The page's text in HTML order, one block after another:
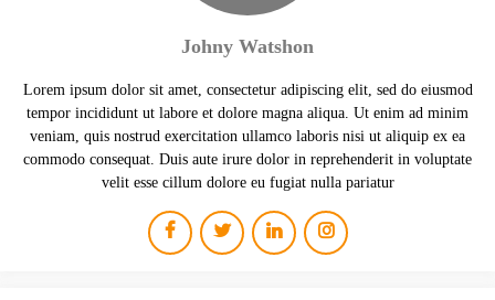
Johny Watshon
Lorem ipsum dolor sit amet, consectetur adipiscing elit, sed do eiusmod
tempor incididunt ut labore et dolore magna aliqua. Ut enim ad minim
veniam, quis nostrud exercitation ullamco laboris nisi ut aliquip ex ea
commodo consequat. Duis aute irure dolor in reprehenderit in voluptate
velit esse cillum dolore eu fugiat nulla pariatur